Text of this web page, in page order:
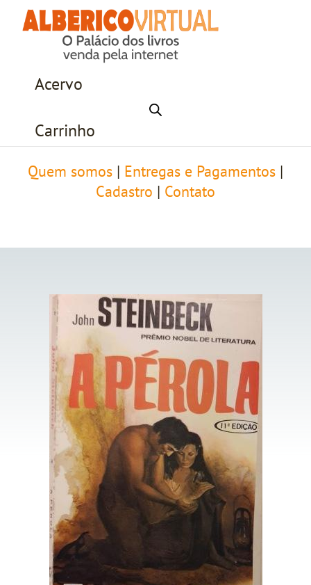
Acervo
Carrinho
Quem somos Entregas e Pagamentos
Cadastro
Contato